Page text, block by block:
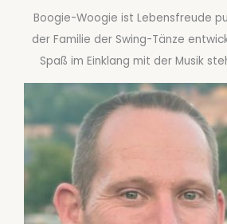
o
f
a
b
Boogie-Woogie ist Lebensfreude
der Familie der Swing-Tänze
Spaß im Einklang mit der Musik